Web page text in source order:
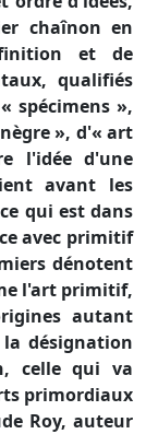
chaînon en
et de
qualifiés
spécimens »,
», d'« art
l'idée d'une
avant les
qui est dans
avec primitif
dénotent
l'art primitif,
autant
désignation
celle qui va
primordiaux
Roy, auteur